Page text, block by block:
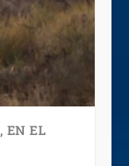
EN EL